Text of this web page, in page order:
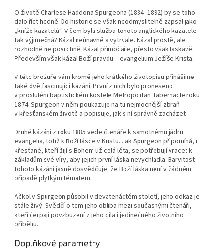
O životě Charlese Haddona Spurgeona (1834–1892) by se toho
dalo říct hodně. Do historie se však neodmyslitelně zapsal jako
„kníže kazatelů“. V čem byla služba tohoto anglického kazatele
tak výjimečná? Kázal neúnavně a vytrvale. Kázal prostě, ale
rozhodně ne povrchně. Kázal přímočaře, přesto však laskavě.
Především však kázal Boží pravdu – evangelium Ježíše Krista.
V této brožuře vám kromě jeho krátkého životopisu přinášíme
také dvě fascinující kázání. První z nich bylo proneseno
v proslulém baptistickém kostele Metropolitan Tabernacle roku
1874. Spurgeon v něm poukazuje na tu nejmocnější zbraň
v křesťanském životě a popisuje, jak s ní správně zacházet.
Druhé kázání z roku 1885 vede čtenáře k samotnému jádru
evangelia, totiž k Boží lásce v Kristu. Jak Spurgeon připomíná, i
křesťané, kteří žijí s Bohem už celá léta, se potřebují vracet k
základům své víry, aby jejich první láska nevychladla. Barvitost
tohoto kázání jasně dosvědčuje, že Boží láska není v žádném
případě plytkým tématem.
Ačkoliv Spurgeon působil v devatenáctém století, jeho odkaz je
stále živý. Svědčí o tom jeho obliba mezi současnými čtenáři,
kteří čerpají povzbuzení z jeho díla i jedinečného životního
příběhu.
Doplňkové parametry